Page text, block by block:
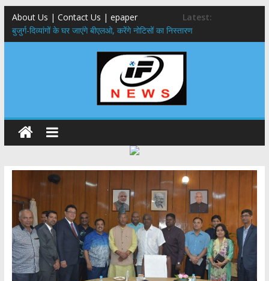
About Us | Contact Us | epaper
Latest:
बुजुर्ग-दिव्यांगों के घर जाएंगे बीएलओ, करेंगे नोटिसों का निस्तारण
24×7 अलर्ट मोड में रहें अधिकारी-मुख्य सचिव मानसून-एसईओसी से मुख्य सचिव ने
की विस्तृत समीक्षा कहा-बंद सड़कों को शीघ्र खोला जाए, लोगों को न हो दिक्कत
459 करोड़ से एचएनबी गढ़वाल विश्वविद्यालय में अनुसंधान संरचना होगी सुदृढ,उच्च
शिक्षा मंत्री धन सिंह रावत ने नवनियुक्त केन्द्रीय शिक्षा मंत्री से की मुलाकात
मुख्यमंत्री से महानिदेशक एनसीसी ने की शिष्टाचार भेंट,उत्तराखण्ड में एनसीसी के
विस्तार एवं आधुनिक आधारभूत संरचना के विकास पर हुई महत्वपूर्ण चर्चा
एमडीडीए बोर्ड बैठक, देहरादून और मसूरी के विकास के लिए 25 बड़े प्रस्तावों को मिली
हरी झंडी